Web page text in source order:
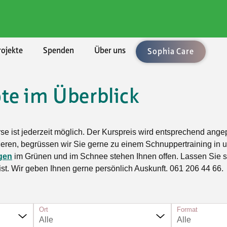
Unterstützung Testament
Testament-Konfigurator
Natur, Kultur
Spiel
und Singen
Achtsamkeit
Ballsport
Stadt
Spenden Über uns Sophia Care
im Überblick
ist jederzeit möglich. Der Kurspreis wird entsprechend
begrüssen wir Sie gerne zu einem Schnuppertraining in
im Grünen und im Schnee stehen Ihnen offen. Lassen Sie
Wir geben Ihnen gerne persönlich Auskunft. 061 206 44 66.
Ort
Alle
Format
Alle